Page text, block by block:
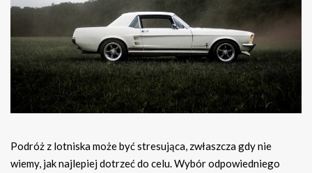
Podróż z lotniska może być stresująca, zwłaszcza gdy nie
wiemy, jak najlepiej dotrzeć do celu. Wybór odpowiedniego